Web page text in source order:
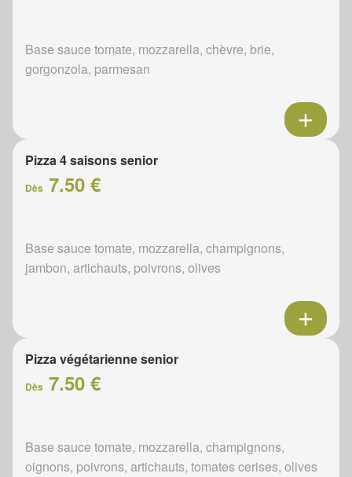
Base sauce tomate, mozzarella, chèvre, brie,
gorgonzola, parmesan
Pizza 4 saisons senior
Dès 7.50 €
Base sauce tomate, mozzarella, champignons,
jambon, artichauts, poivrons, olives
Pizza végétarienne senior
Dès 7.50 €
Base sauce tomate, mozzarella, champignons,
oignons, poivrons, artichauts, tomates cerises, olives